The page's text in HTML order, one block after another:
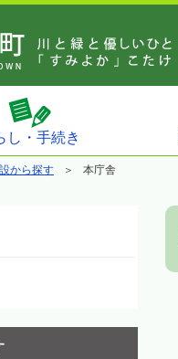
し・手続き
から探す 本庁舎